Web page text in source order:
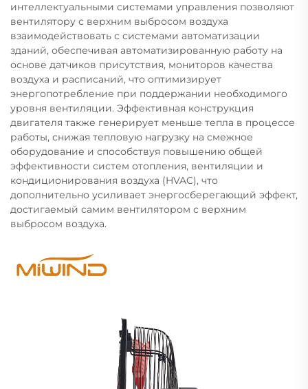
интеллектуальными системами управления позволяют
вентилятору с верхним выбросом воздуха
взаимодействовать с системами автоматизации
зданий, обеспечивая автоматизированную работу на
основе датчиков присутствия, мониторов качества
воздуха и расписаний, что оптимизирует
энергопотребление при поддержании необходимого
уровня вентиляции. Эффективная конструкция
двигателя также генерирует меньше тепла в процессе
работы, снижая тепловую нагрузку на смежное
оборудование и способствуя повышению общей
эффективности систем отопления, вентиляции и
кондиционирования воздуха (HVAC), что
дополнительно усиливает энергосберегающий эффект,
достигаемый самим вентилятором с верхним
выбросом воздуха.